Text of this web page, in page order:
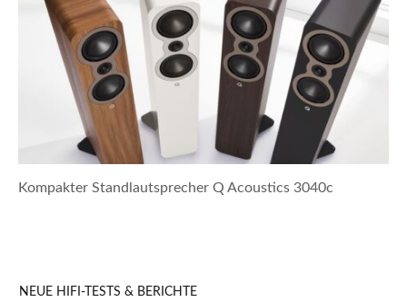
Kompakter Standlautsprecher Q Acoustics 3040c
NEUE HIFI-TESTS & BERICHTE